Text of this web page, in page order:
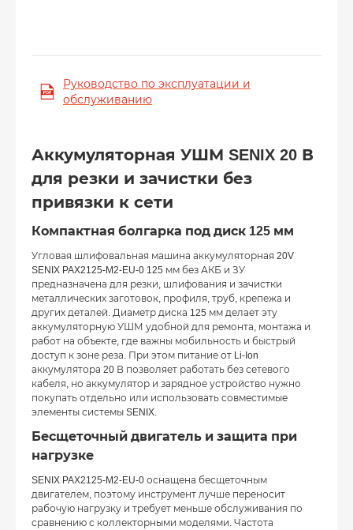
Руководство по эксплуатации и
обслуживанию
Аккумуляторная УШМ SENIX 20 В
для резки и зачистки без
привязки к сети
Компактная болгарка под диск 125 мм
Угловая шлифовальная машина аккумуляторная 20V
SENIX PAX2125-M2-EU-0 125 мм без АКБ и ЗУ
предназначена для резки, шлифования и зачистки
металлических заготовок, профиля, труб, крепежа и
других деталей. Диаметр диска 125 мм делает эту
аккумуляторную УШМ удобной для ремонта, монтажа и
работ на объекте, где важны мобильность и быстрый
доступ к зоне реза. При этом питание от Li-Ion
аккумулятора 20 В позволяет работать без сетевого
кабеля, но аккумулятор и зарядное устройство нужно
покупать отдельно или использовать совместимые
элементы системы SENIX.
Бесщеточный двигатель и защита при
нагрузке
SENIX PAX2125-M2-EU-0 оснащена бесщеточным
двигателем, поэтому инструмент лучше переносит
рабочую нагрузку и требует меньше обслуживания по
сравнению с коллекторными моделями. Частота